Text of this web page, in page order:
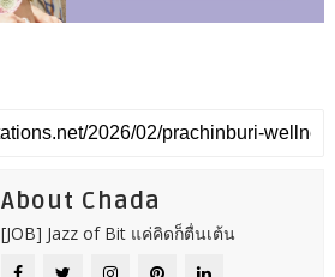
About Chada
[JOB] Jazz of Bit แค่คิดก็ตื่นเต้น